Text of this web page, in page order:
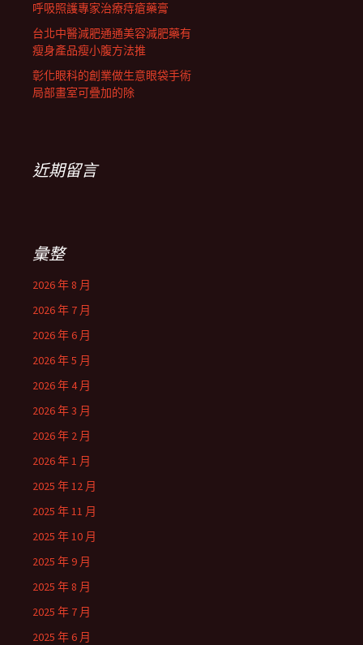
呼吸照護專家治療痔瘡藥膏
台北中醫減肥通通美容減肥藥有
瘦身產品瘦小腹方法推
彰化眼科的創業做生意眼袋手術
局部畫室可疊加的除
近期留言
彙整
2026 年 8 月
2026 年 7 月
2026 年 6 月
2026 年 5 月
2026 年 4 月
2026 年 3 月
2026 年 2 月
2026 年 1 月
2025 年 12 月
2025 年 11 月
2025 年 10 月
2025 年 9 月
2025 年 8 月
2025 年 7 月
2025 年 6 月